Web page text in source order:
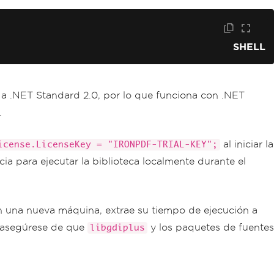
SHELL
.NET Standard 2.0, por lo que funciona con .NET
= "IRONPDF-TRIAL-KEY";
al iniciar la
para ejecutar la biblioteca localmente durante el
nueva máquina, extrae su tiempo de ejecución a
de que
libgdiplus y los paquetes de fuentes